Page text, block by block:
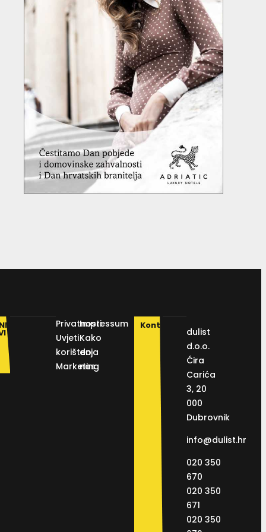
Privatnosti
Uvjeti
korištenja
Marketing
Impressum
Kako
do
nas
Kontakt
dulist
d.o.o.
Ćira
Carića
3, 20
000
Dubrovnik
info@dulist.hr
020 350
670
020 350
671
020 350